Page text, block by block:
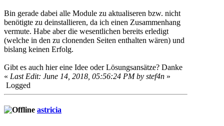
Bin gerade dabei alle Module zu aktualiseren bzw. nicht
benötigte zu deinstallieren, da ich einen Zusammenhang
vermute. Habe aber die wesentlichen bereits erledigt
(welche in den zu clonenden Seiten enthalten wären) und
bislang keinen Erfolg.
Gibt es auch hier eine Idee oder Lösungsansätze? Danke
« Last Edit: June 14, 2018, 05:56:24 PM by stef4n »
Logged
astricia